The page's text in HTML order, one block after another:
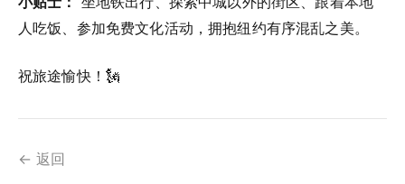
人吃饭、参加免费文化活动，拥抱纽约有序混乱之美。
祝旅途愉快！🗽
← 返回